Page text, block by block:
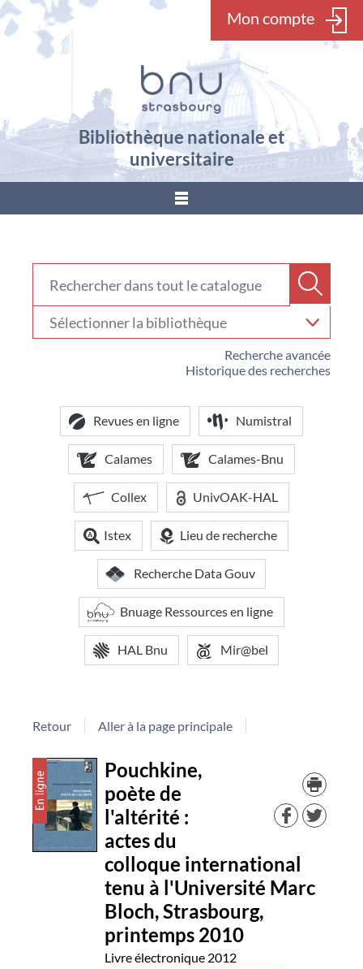
Mon compte
Bibliothèque nationale et
universitaire
???
Recherche avancée
Historique des recherches
votre
bibliothèque
Revues en ligne Numistral
Calames Calames-Bnu
Collex UnivOAK-HAL
Istex Lieu de recherche
Recherche Data Gouv
Bnuage Ressources en ligne
HAL Bnu Mir@bel
Retour Aller à la page principale
Détail
document
Pouchkine,
poète de
l'altérité :
actes du
colloque international
tenu à l'Université Marc
Bloch, Strasbourg,
printemps 2010
Livre électronique 2012